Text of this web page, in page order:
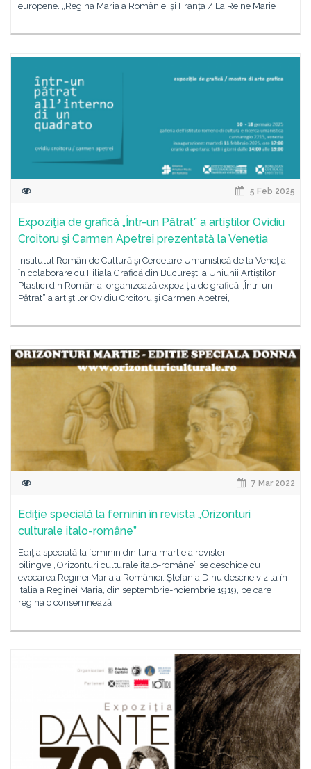
europene. „Regina Maria a României și Franța / La Reine Marie
5 Feb 2025
Expoziţia de grafică „Într-un Pătrat” a artiştilor Ovidiu
Croitoru şi Carmen Apetrei prezentată la Veneția
Institutul Român de Cultură şi Cercetare Umanistică de la Veneţia,
în colaborare cu Filiala Grafică din Bucureşti a Uniunii Artiştilor
Plastici din România, organizează expoziţia de grafică „Într-un
Pătrat” a artiştilor Ovidiu Croitoru şi Carmen Apetrei,
7 Mar 2022
Ediţie specială la feminin în revista „Orizonturi
culturale italo-române”
Ediţia specială la feminin din luna martie a revistei
bilingve „Orizonturi culturale italo-române” se deschide cu
evocarea Reginei Maria a României. Ştefania Dinu descrie vizita în
Italia a Reginei Maria, din septembrie-noiembrie 1919, pe care
regina o consemnează